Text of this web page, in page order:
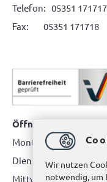
Telefon: 05351 171717
Fax: 05351 171718
Öffnungszeiten
Montag: 08.00 bis
Dienstag: 08.00 bis
Mittwoch: nur nach
Wir nutzen
notwendig, um